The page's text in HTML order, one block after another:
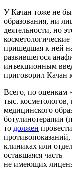
У Качан тоже не
образования, ни
деятельности, но
пришедшая к ней
развившегося
инъекционным
приговорил Качан
Всего, по оценкам
тыс.
медицинского
ботулинотерапии
то должен
клиниках или
оставшаяся часть
не имеющих